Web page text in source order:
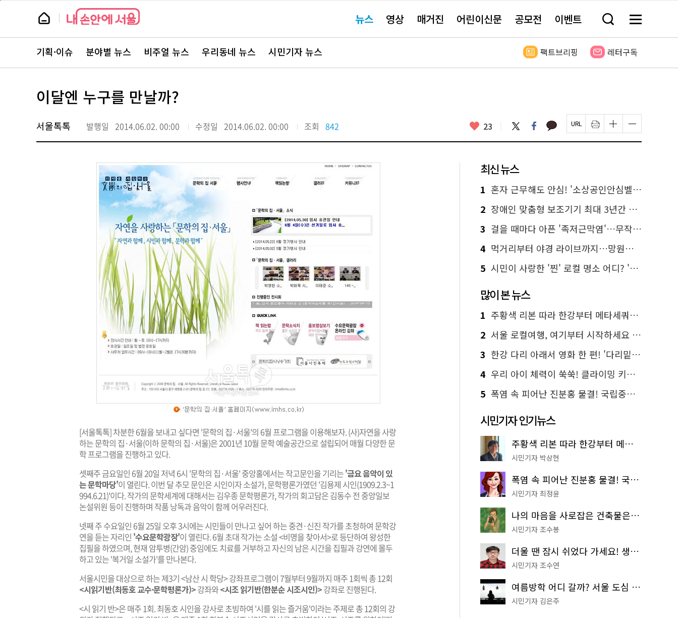
본
뉴
스 요뉴스 영상 매거진 어린이신문 공모전 이벤트 검
창
기
메
전
보
뉴
스
주
서
바
로
기획·이슈 분야별 뉴스 비주얼 뉴스 우리동네 뉴스 시민기자 뉴스 팩트브리핑 레터구독
이달엔 누구를 만날까?
서울톡톡 발행일 2014.06.02. 00:00 수정일 2014.06.02. 00:00 조회 842 좋
요
23 트
위
터
페
이
스
카
카 페
이
지
인
쇄
하
글
자
크
하
기
글
자
크
하
기
[서울톡톡] 차분한 6월을 보내고 싶다면 '문학의 집·서울'의 6월 프로그램을 이용해보자. (사)자연을 사랑
하는 문학의 집·서울(이하 문학의 집·서울)은 2001년 10월 문학 예술공간으로 설립되어 매월 다양한 문
학 프로그램을 진행하고 있다.
셋째주 금요일인 6월 20일 저녁 6시 '문학의 집·서울' 중앙홀에서는 작고문인을 기리는'금요 음악이 있
는 문학마당'이 열린다. 이번 달 추모 문인은 시인이자 소설가, 문학평론가였던 '김용제 시인(1909.2.3~1
994.6.21)'이다. 작가의 문학세계에 대해서는 김우종 문학평론가, 작가의 회고담은 김동수 전 중앙일보
논설위원 등이 진행하며 작품 낭독과 음악이 함께 어우러진다.
넷째 주 수요일인 6월 25일 오후 3시에는 시민들이 만나고 싶어 하는 중견·신진 작가를 초청하여 문학강
연을 듣는 자리인 '수요문학광장'이 열린다. 6월 초대 작가는 소설 <비명을 찾아서>로 등단하여 왕성한
집필을 하였으며, 현재 암투병(간암) 중임에도 치료를 거부하고 자신의 남은 시간을 집필과 강연에 몰두
하고 있는 '복거일 소설가'를 만나본다.
서울시민을 대상으로 하는 제3기 <남산 시 학당> 강좌프로그램이 7월부터 9월까지 매주 1회씩 총 12회
<시읽기반(최동호 교수·문학평론가)>강좌와<시조 읽기반(한분순 시조시인)>강좌로 진행된다.
<시 읽기 반>은 매주 1회. 최동호 시인을 강사로 초빙하여 '시를 읽는 즐거움'이라는 주제로 총 12회의 강
최신 뉴스
1 혼자 근무해도 안심! '소상공인안심벨' 신청하세요
2 장애인 맞춤형 보조기기 최대 3년간 무상 대여…삶의 질 높인다
3 걸을 때마다 아픈 '족저근막염'…무작정 참지 말고 '이것' 해보세요!
4 먹거리부터 야경 라이브까지…망원한강공원 알짜 코스
5 시민이 사랑한 '찐' 로컬 명소 어디? '서울에디션25' 추천 코스
많이 본 뉴스
1 주황색 리본 따라 한강부터 메타세쿼이아 숲길까지…서울둘레길 15코스
2 서울 로컬여행, 여기부터 시작하세요 '서울에디션25'
3 한강 다리 아래서 영화 한 편! '다리밑 영화관' 무료 상영
4 우리 아이 체력이 쑥쑥! 클라이밍 키즈카페·어린이 체력장
5 폭염 속 피어난 진분홍 물결! 국립중앙박물관 배롱나무 명소
시민기자 인기뉴스
주황색 리본 따라 한강부터 메타세쿼이아 숲길까지…서울둘레길 15코스
시민기자 박상현
폭염 속 피어난 진분홍 물결! 국립중앙박물관 배롱나무 명소
시민기자 최정윤
나의 마음을 사로잡은 건축물은? '서울시 건축상' 수상작 공개!
시민기자 조수봉
더울 땐 잠시 쉬었다 가세요! 생수 냉장고부터 해피소·무더위쉼터까지
시민기자 조수연
여름방학 어디 갈까? 서울 도심 무료 실내 여행 코스 추천
시민기자 김은주
페